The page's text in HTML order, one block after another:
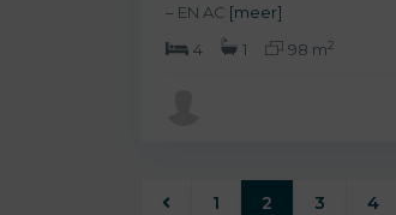
– EN AC [meer]
4
1 98 m2
1 2 3 4